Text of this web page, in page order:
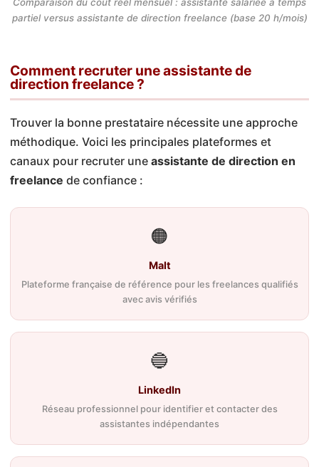
partiel versus assistante de direction freelance (base 20 h/mois)
Comment recruter une assistante de
direction freelance ?
Trouver la bonne prestataire nécessite une approche
méthodique. Voici les principales plateformes et
canaux pour recruter une assistante de direction en
freelance de confiance :
🟠
Malt
Plateforme française de référence pour les freelances qualifiés
avec avis vérifiés
🔵
LinkedIn
Réseau professionnel pour identifier et contacter des
assistantes indépendantes